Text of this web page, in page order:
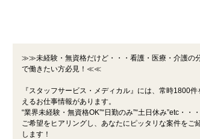
≫≫未経験・無資格だけど・・・看護・医療・介護の
で働きたい方必見！≪≪
『スタッフサービス・メディカル』には、常時1800件
えるお仕事情報があります。
“業界未経験・無資格OK”“日勤のみ”“土日休み”etc・・・
ご希望をヒアリングし、あなたにピッタリな案件をご
します！